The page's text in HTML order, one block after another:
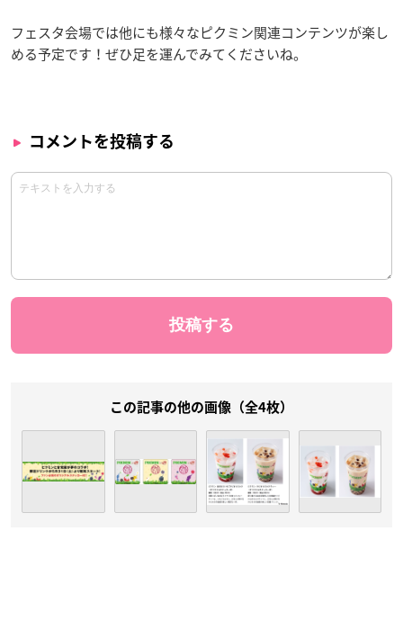
フェスタ会場では他にも様々なピクミン関連コンテンツが楽し
める予定です！ぜひ足を運んでみてくださいね。
コメントを投稿する
この記事の他の画像（全4枚）